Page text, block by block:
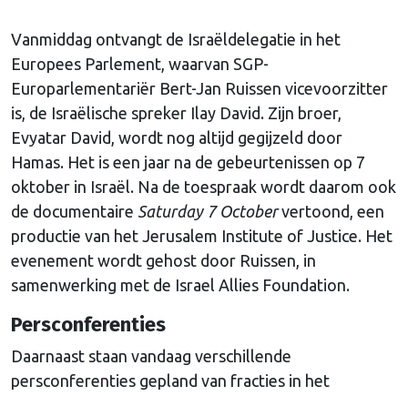
Vanmiddag ontvangt de Israëldelegatie in het
Europees Parlement, waarvan SGP-
Europarlementariër Bert-Jan Ruissen vicevoorzitter
is, de Israëlische spreker Ilay David. Zijn broer,
Evyatar David, wordt nog altijd gegijzeld door
Hamas. Het is een jaar na de gebeurtenissen op 7
oktober in Israël. Na de toespraak wordt daarom ook
de documentaire Saturday 7 Octobervertoond, een
productie van het Jerusalem Institute of Justice. Het
evenement wordt gehost door Ruissen, in
samenwerking met de Israel Allies Foundation.
Persconferenties
Daarnaast staan vandaag verschillende
persconferenties gepland van fracties in het